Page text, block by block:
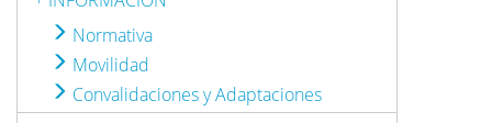
Normativa
Movilidad
Convalidaciones y Adaptaciones